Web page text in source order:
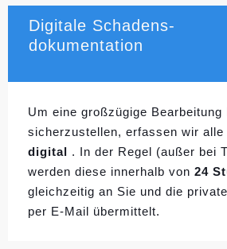
Digitale Schadens-
dokumentation
Um eine großzügige Bearbeitung
sicherzustellen, erfassen wir alle
digital . In der Regel (außer bei
werden diese innerhalb von 24
gleichzeitig an Sie und die
per E-Mail übermittelt.